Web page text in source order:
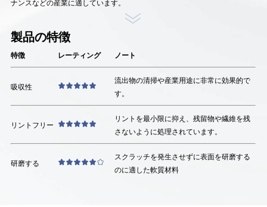
ナンスなどの産業に適しています。
製品の特徴
特徴 レーティング ノート
吸収性
流出物の清掃や産業用途に非常に効果的で
す。
リントフリー
リントを最小限に抑え、残留物や繊維を残
さないように処理されています。
研磨する
スクラッチを発生させずに表面を研磨する
のに適した軟質材料